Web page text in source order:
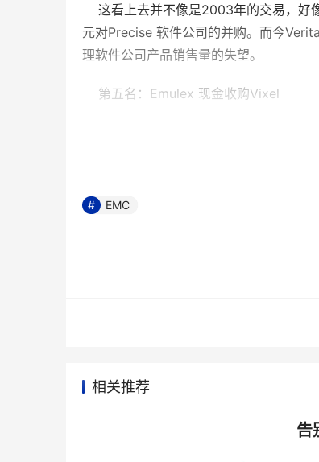
这看上去并不像是2003年的交易，好
元对Precise 软件公司的并购。而今
理软件公司产品销售量的失望。
第五名：Emulex 现金收购Vixel
Emulex公司动用3.1亿美元现金收购光
的补充。Vixel曾经每季度亏损250万美
给NetApp带来了高级分布式文件系统
将SpinServer系列产品整合于自身的产
术，扩展了其SAN产品和服务。CNT只
第八名：McData完成了对Sanera的
EMC
相关推荐
告